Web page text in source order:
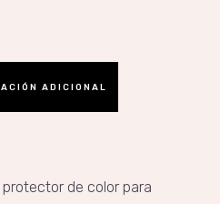
ADICIONAL
de color para